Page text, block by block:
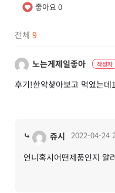
좋아요0
전체 9
노는게제일좋아 작성자
후기!한약찾아보고 먹었는데
⤷ 쥬시 2022-04-24
언니혹시어떤제품인지 알